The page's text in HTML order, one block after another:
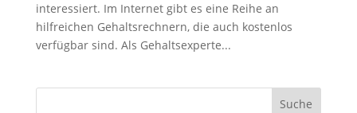
interessiert. Im Internet gibt es eine Reihe an
hilfreichen Gehaltsrechnern, die auch kostenlos
verfügbar sind. Als Gehaltsexperte...